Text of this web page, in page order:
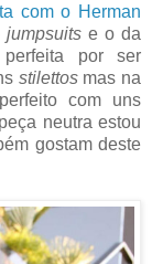
com o Herman
jumpsuits e o da
por ser
stilettosmas na
com uns
neutra estou
gostam deste